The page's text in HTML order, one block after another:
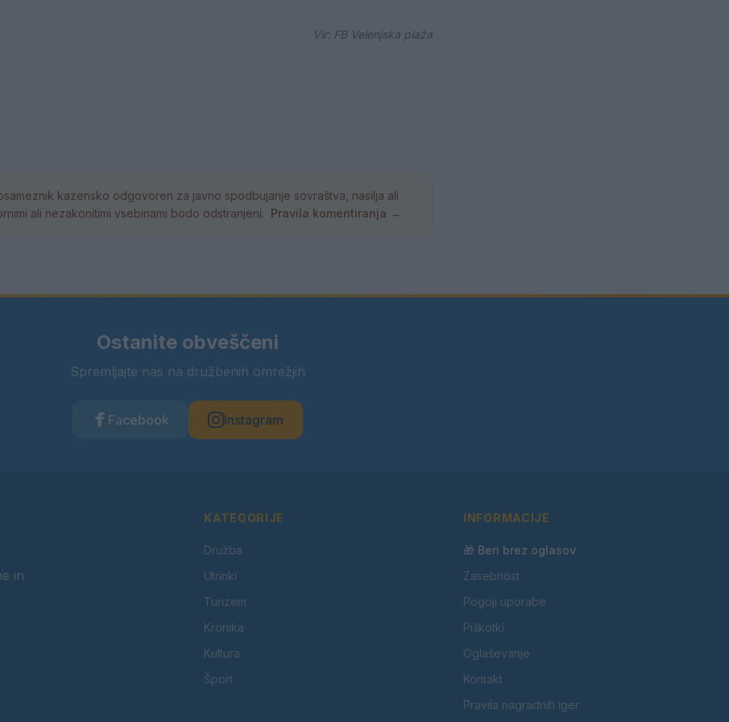
Vir: FB Velenjska plaža
kazensko odgovoren za javno spodbujanje sovraštva, nasilja ali
ali nezakonitimi vsebinami bodo odstranjeni. Pravila komentiranja →
Ostanite obveščeni
Spremljajte nas na družbenih omrežjih
Facebook Instagram
in
KATEGORIJE
Družba
Utrinki
Turizem
Kronika
Kultura
Šport
INFORMACIJE
🎁 Beri brez oglasov
Zasebnost
Pogoji uporabe
Piškotki
Oglaševanje
Kontakt
Pravila nagradnih iger